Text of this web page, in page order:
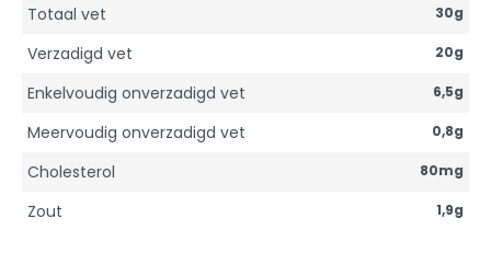
Totaal vet
30g
Verzadigd vet 20g
Enkelvoudig onverzadigd vet 6,5g
Meervoudig onverzadigd vet 0,8g
Cholesterol 80mg
Zout 1,9g